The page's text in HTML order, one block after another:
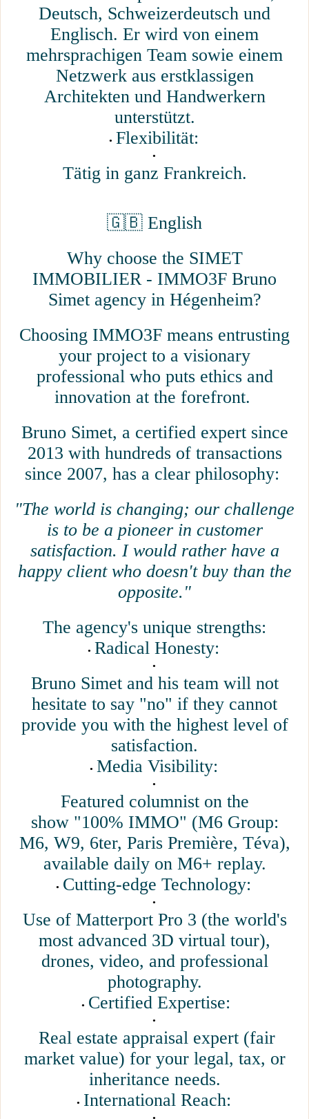
Deutsch, Schweizerdeutsch und
Englisch. Er wird von einem
mehrsprachigen Team sowie einem
Netzwerk aus erstklassigen
Architekten und Handwerkern
unterstützt.
Flexibilität:
Tätig in ganz Frankreich.
🇬🇧 English
Why choose the SIMET
IMMOBILIER - IMMO3F Bruno
Simet agency in Hégenheim?
Choosing IMMO3F means entrusting
your project to a visionary
professional who puts ethics and
innovation at the forefront.
Bruno Simet, a certified expert since
2013 with hundreds of transactions
since 2007, has a clear philosophy:
"The world is changing; our challenge
is to be a pioneer in customer
satisfaction. I would rather have a
happy client who doesn't buy than the
opposite."
The agency's unique strengths:
Radical Honesty:
Bruno Simet and his team will not
hesitate to say "no" if they cannot
provide you with the highest level of
satisfaction.
Media Visibility:
Featured columnist on the
show "100% IMMO" (M6 Group:
M6, W9, 6ter, Paris Première, Téva),
available daily on M6+ replay.
Cutting-edge Technology:
Use of Matterport Pro 3 (the world's
most advanced 3D virtual tour),
drones, video, and professional
photography.
Certified Expertise:
Real estate appraisal expert (fair
market value) for your legal, tax, or
inheritance needs.
International Reach: